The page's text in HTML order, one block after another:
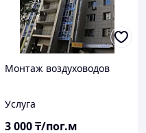
Монтаж воздуховодов
Услуга
3 000₸/пог.м